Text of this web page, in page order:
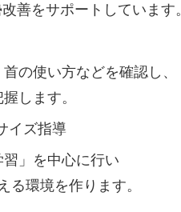
善をサポートしています。
の使い方などを確認し、
します。
イズ指導
」を中心に行い
環境を作ります。